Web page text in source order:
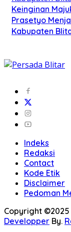
Keinginan
Prasetyo
Kabupaten
Indeks
Redaksi
Contact
Kode Etik
Disclaimer
Pedoman
Copyright ©2025
Developper By.